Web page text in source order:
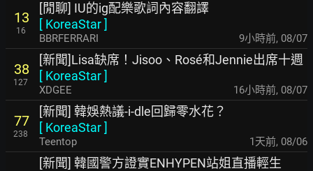
13
16
[閒聊] IU的ig配樂歌詞內容翻譯
[ KoreaStar]
BBRFERRARI 9小時前, 08/07
38
127
[新聞]Lisa缺席！Jisoo、Rosé和Jennie出席十週
[ KoreaStar]
XDGEE 16小時前, 08/07
77
238
[新聞] 韓娛熱議-i-dle回歸零水花？
[ KoreaStar]
Teentop 1天前, 08/06
[新聞] 韓國警方證實ENHYPEN站姐直播輕生